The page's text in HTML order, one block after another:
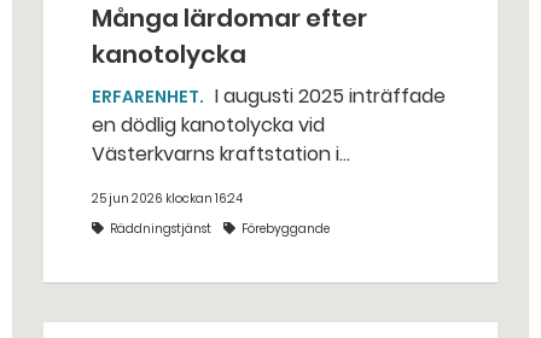
Många lärdomar efter
kanotolycka
ERFARENHET
en dödlig kanotolycka vid
Västerkvarns kraftstation i
25 jun 2026 klockan 16:24
Räddningstjänst
Förebyggande